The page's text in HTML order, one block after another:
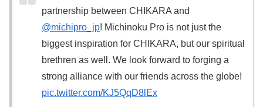
partnership between CHIKARA and
@michipro_jp! Michinoku Pro is not just the
biggest inspiration for CHIKARA, but our spiritual
brethren as well. We look forward to forging a
strong alliance with our friends across the globe!
pic.twitter.com/KJ5QqD8lEx